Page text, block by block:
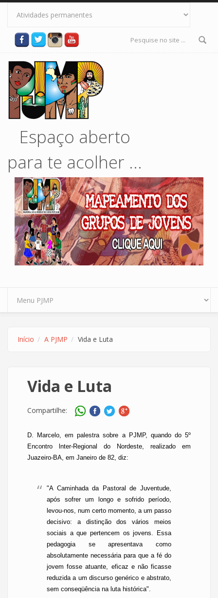
Pular para o conteúdo principal
Formulário
Espaço aberto
para te acolher ...
Início A PJMP Vida e Luta
Vida e Luta
Compartilhe:
D. Marcelo, em palestra sobre a PJMP, quando do 5º
Encontro
lnter-Regional
do Nordeste, realizado em
Juazeiro-BA, em Janeiro de 82, diz:
"A Caminhada da Pastoral de Juventude,
após sofrer um longo e sofrido período,
levou-nos, num certo momento, a um passo
decisivo: a distinção dos vários meios
sociais a que pertencem os jovens. Essa
pedagogia se apresentava como
absolutamente necessária para que a fé do
jovem fosse atuante, eficaz e não ficasse
reduzida a um discurso genérico e abstrato,
sem conseqüência na luta histórica".